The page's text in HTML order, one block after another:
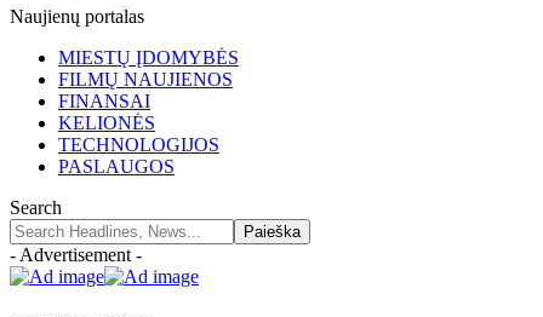
Naujienų portalas
MIESTŲ ĮDOMYBĖS
FILMŲ NAUJIENOS
FINANSAI
KELIONĖS
TECHNOLOGIJOS
PASLAUGOS
Search
- Advertisement -